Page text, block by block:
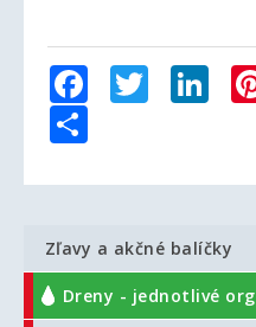
FacebookTwitter
Zľavy a akčné balíčky
Dreny - jednotlivé